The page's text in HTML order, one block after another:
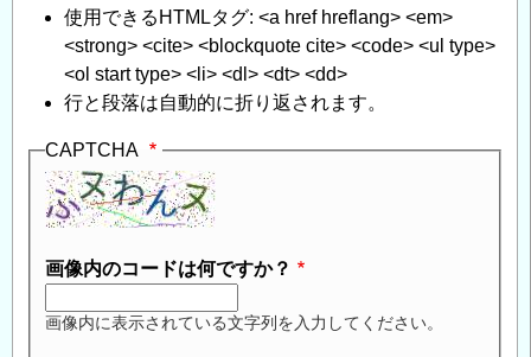
使用できるHTMLタグ: <a href hreflang> <em>
<strong> <cite> <blockquote cite> <code> <ul type>
<ol start type> <li> <dl> <dt> <dd>
行と段落は自動的に折り返されます。
CAPTCHA
画像内のコードは何ですか？
画像内に表示されている文字列を入力してください。